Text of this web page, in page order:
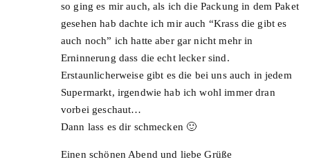
so ging es mir auch, als ich die Packung in dem Paket
gesehen hab dachte ich mir auch “Krass die gibt es
auch noch” ich hatte aber gar nicht mehr in
Erninnerung dass die echt lecker sind.
Erstaunlicherweise gibt es die bei uns auch in jedem
Supermarkt, irgendwie hab ich wohl immer dran
vorbei geschaut…
Dann lass es dir schmecken 🙂
Einen schönen Abend und liebe Grüße